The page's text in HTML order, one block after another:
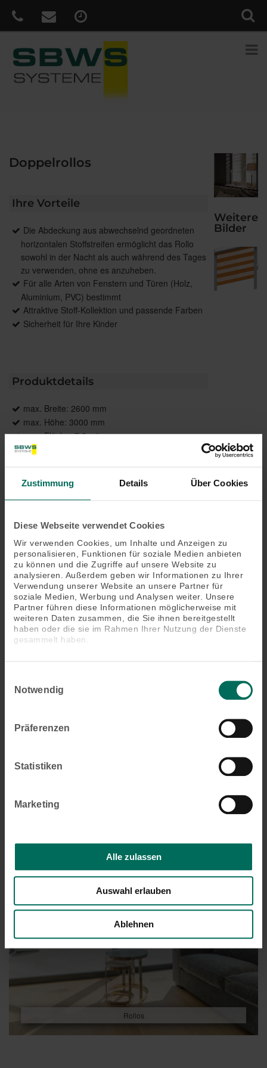
Zustimmung Details Über Cookies
Diese Webseite verwendet Cookies
Wir verwenden Cookies, um Inhalte und Anzeigen zu
personalisieren, Funktionen für soziale Medien anbieten
zu können und die Zugriffe auf unsere Website zu
analysieren. Außerdem geben wir Informationen zu Ihrer
Verwendung unserer Website an unsere Partner für
soziale Medien, Werbung und Analysen weiter. Unsere
Partner führen diese Informationen möglicherweise mit
weiteren Daten zusammen, die Sie ihnen bereitgestellt
haben oder die sie im Rahmen Ihrer Nutzung der Dienste
gesammelt haben.
Notwendig
Präferenzen
Statistiken
Marketing
Alle zulassen
Auswahl erlauben
Ablehnen
Doppelrollos
Ihre Vorteile
Die Abdeckung aus abwechselnd geordneten
horizontalen Stoffstreifen ermöglicht das Rollo
sowohl in der Nacht als auch während des Tages
zu verwenden, ohne es anzuheben.
Für alle Arten von Fenstern und Türen (Holz,
Aluminium, PVC) bestimmt
Attraktive Stoff-Kollektion und passende Farben
Sicherheit für Ihre Kinder
Produktdetails
max. Breite: 2600 mm
max. Höhe: 3000 mm
max. Fläche: 7,5 m²
Bedienung: Kette, Elektroantrieb
Bildschirmarbeitsplätze
Montage: An Wand und Decken sowie über
Produktbeschreibung
Doppelrollos bestehen aus abwechselnd
angeordneten, horizontalen Stoffbahnen. Eine lässt
die angenehmen Sonnenstrahlen hindurch, die
zweite schützt intensiver. Durch paralleles
Lösung können Sie den Lichteinfall im Innenraum
Weitere
Bilder
Das könnte Sie auch interessieren
Rollos